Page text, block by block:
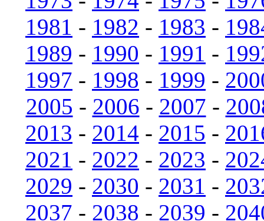
1981 - 1982 - 1983 -
1989 - 1990 - 1991 -
1997 - 1998 - 1999 -
2005 - 2006 - 2007 -
2013 - 2014 - 2015 -
2021 - 2022 - 2023 -
2029 - 2030 - 2031 -
2037 - 2038 - 2039 -